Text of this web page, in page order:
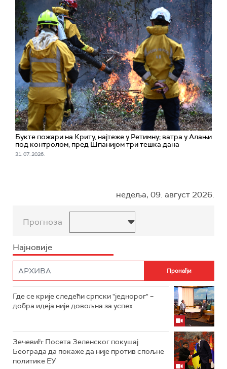
Букте пожари на Криту, најтеже у Ретимну; ватра у Алањи
под контролом, пред Шпанијом три тешка дана
31. 07. 2026.
недеља, 09. август 2026.
Прогноза
Најновије
Где се крије следећи српски "једнорог" –
добра идеја није довољна за успех
Зечевић: Посета Зеленског покушај
Београда да покаже да није против спољне
политике ЕУ